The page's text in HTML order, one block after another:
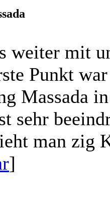
weiter mit
Punkt
Massada
sehr
man zig
]